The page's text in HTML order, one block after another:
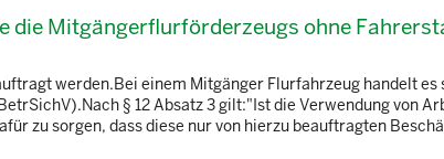
die Mitgängerflurförderzeugs ohne
werden.Bei einem Mitgänger Flurfahrzeug handelt
§ 12 Absatz 3 gilt:"Ist die Verwendung von
zu sorgen, dass diese nur von hierzu beauftragten